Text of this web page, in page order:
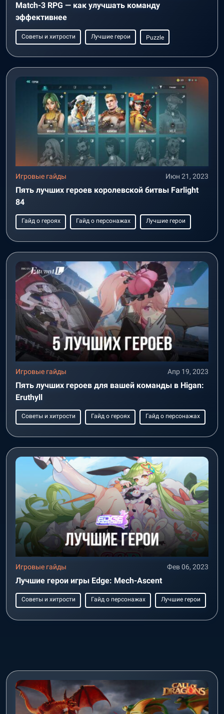
Match-3 RPG — как улучшать команду
эффективнее
Советы и хитрости Лучшие герои Puzzle
Игровые гайды Июн 21, 2023
Пять лучших героев королевской битвы Farlight
84
Гайд о героях Гайд о персонажах Лучшие герои
Игровые гайды Апр 19, 2023
Пять лучших героев для вашей команды в Higan:
Eruthyll
Советы и хитрости Гайд о героях Гайд о персонажах
Игровые гайды Фев 06, 2023
Лучшие герои игры Edge: Mech-Ascent
Советы и хитрости Гайд о персонажах Лучшие герои